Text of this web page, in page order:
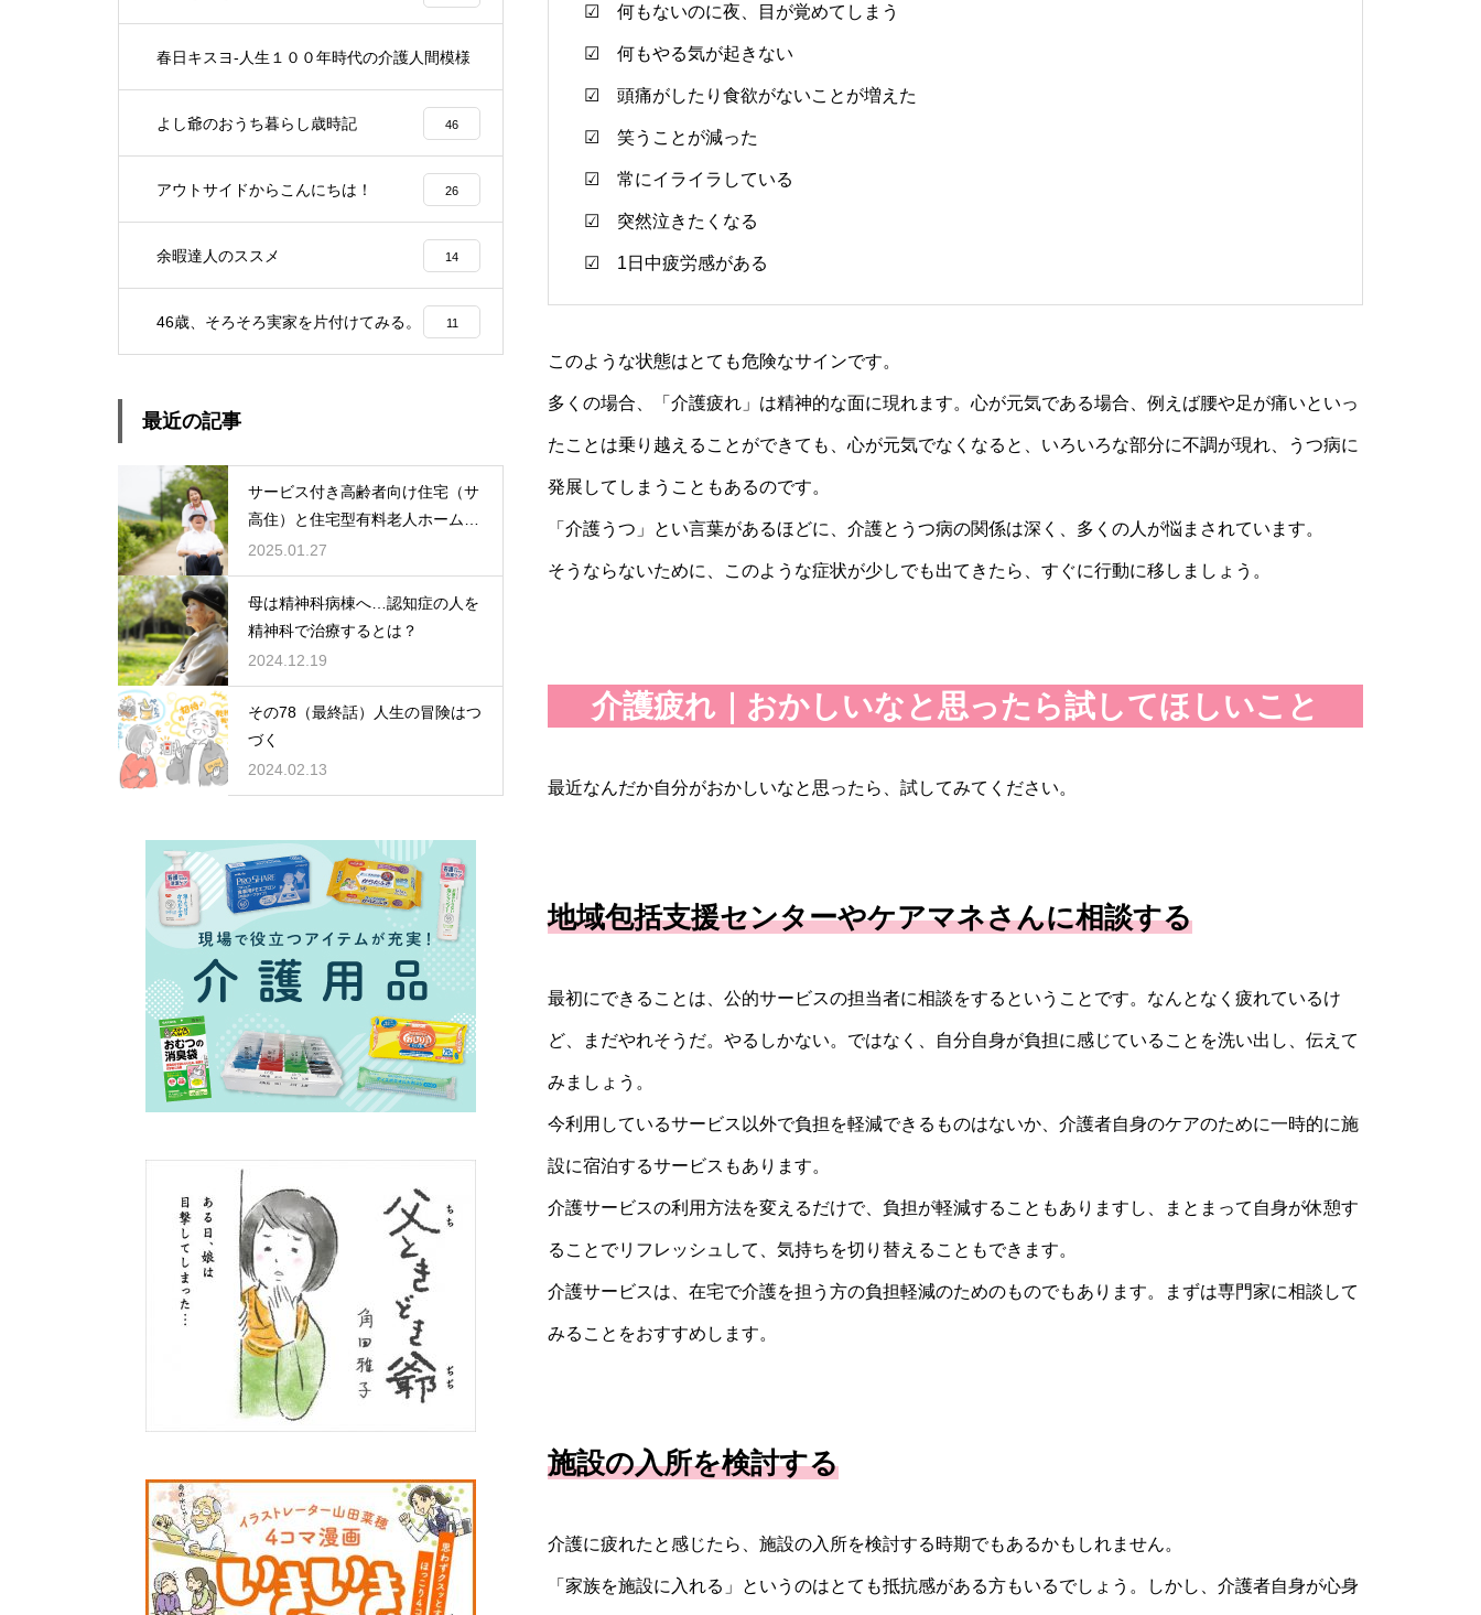
☑ 何もないのに夜、目が覚めてしまう
☑ 何もやる気が起きない
☑ 頭痛がしたり食欲がないことが増えた
☑ 笑うことが減った
☑ 常にイライラしている
☑ 突然泣きたくなる
☑ 1日中疲労感がある
このような状態はとても危険なサインです。
多くの場合、「介護疲れ」は精神的な面に現れます。心が元気である場合、例えば腰や足が痛いといっ
たことは乗り越えることができても、心が元気でなくなると、いろいろな部分に不調が現れ、うつ病に
発展してしまうこともあるのです。
「介護うつ」とい言葉があるほどに、介護とうつ病の関係は深く、多くの人が悩まされています。
そうならないために、このような症状が少しでも出てきたら、すぐに行動に移しましょう。
介護疲れ｜おかしいなと思ったら試してほしいこと
最近なんだか自分がおかしいなと思ったら、試してみてください。
地域包括支援センターやケアマネさんに相談する
最初にできることは、公的サービスの担当者に相談をするということです。なんとなく疲れているけ
ど、まだやれそうだ。やるしかない。ではなく、自分自身が負担に感じていることを洗い出し、伝えて
みましょう。
今利用しているサービス以外で負担を軽減できるものはないか、介護者自身のケアのために一時的に施
設に宿泊するサービスもあります。
介護サービスの利用方法を変えるだけで、負担が軽減することもありますし、まとまって自身が休憩す
ることでリフレッシュして、気持ちを切り替えることもできます。
介護サービスは、在宅で介護を担う方の負担軽減のためのものでもあります。まずは専門家に相談して
みることをおすすめします。
施設の入所を検討する
介護に疲れたと感じたら、施設の入所を検討する時期でもあるかもしれません。
「家族を施設に入れる」というのはとても抵抗感がある方もいるでしょう。しかし、介護者自身が心身
春日キスヨ-人生１００年時代の介護人間模様
よし爺のおうち暮らし歳時記 46
アウトサイドからこんにちは！ 26
余暇達人のススメ 14
46歳、そろそろ実家を片付けてみる。 11
最近の記事
サービス付き高齢者向け住宅（サ
高住）と住宅型有料老人ホーム：
どちらを選ぶ？
2025.01.27
母は精神科病棟へ…認知症の人を
精神科で治療するとは？
2024.12.19
その78（最終話）人生の冒険はつ
づく
2024.02.13